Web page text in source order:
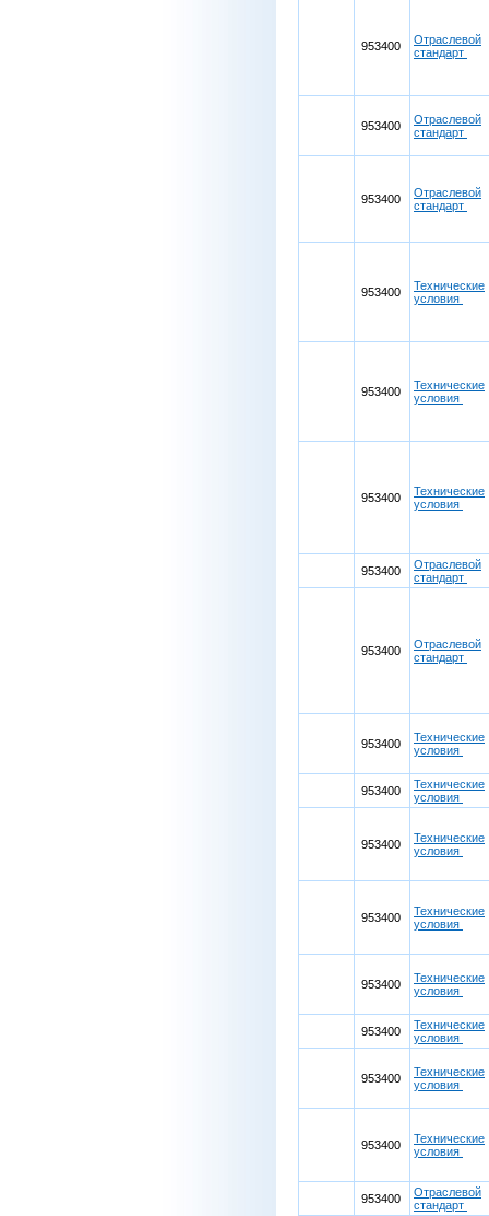
953400
Отраслевой
стандарт
953400
Отраслевой
стандарт
953400
Отраслевой
стандарт
953400
Технические
условия
953400
Технические
условия
953400
Технические
условия
953400
Отраслевой
стандарт
953400
Отраслевой
стандарт
953400
Технические
условия
953400
Технические
условия
953400
Технические
условия
953400
Технические
условия
953400
Технические
условия
953400
Технические
условия
953400
Технические
условия
953400
Технические
условия
953400
Отраслевой
стандарт